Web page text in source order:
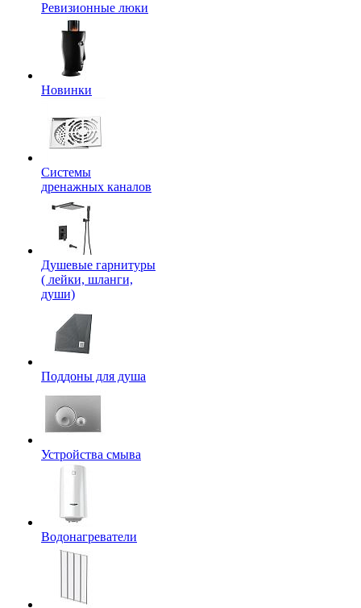
Ревизионные люки
Новинки
Системы
дренажных каналов
Душевые гарнитуры
( лейки, шланги,
души)
Поддоны для душа
Устройства смыва
Водонагреватели